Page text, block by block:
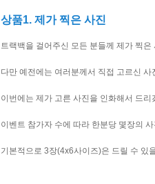
상품1. 제가 찍은 사진
트랙백을 걸어주신 모든 분들께 제가 찍
다만 예전에는 여러분께서 직접 고르신
이번에는 제가 고른 사진을 인화해서 드리
이벤트 참가자 수에 따라 한분당 몇장의
기본적으로 3장(4x6사이즈)은 드릴 수 있